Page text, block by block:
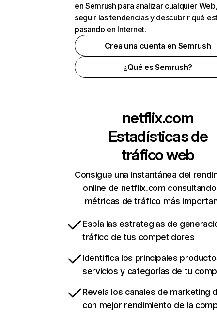
en Semrush para analizar cualquier
seguir las tendencias y descubrir qué
pasando en Internet.
Crea una cuenta en Semrush
¿Qué es Semrush?
netflix.com
Estadísticas de
tráfico web
Consigue una instantánea del
online de netflix.com
métricas de tráfico más
Espía las estrategias de
tráfico de tus competidores
Identifica los principales
servicios y categorías de tu
Revela los canales de marketing
con mejor rendimiento de la